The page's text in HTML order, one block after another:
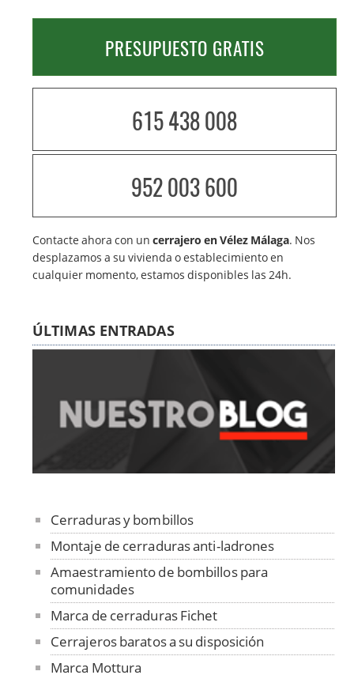
PRESUPUESTO GRATIS
615 438 008
952 003 600
Contacte ahora con uncerrajero en Vélez Málaga. Nos
desplazamos a su vivienda o establecimiento en
cualquier momento, estamos disponibles las 24h.
ÚLTIMAS ENTRADAS
Cerraduras y bombillos
Montaje de cerraduras anti-ladrones
Amaestramiento de bombillos para
comunidades
Marca de cerraduras Fichet
Cerrajeros baratos a su disposición
Marca Mottura